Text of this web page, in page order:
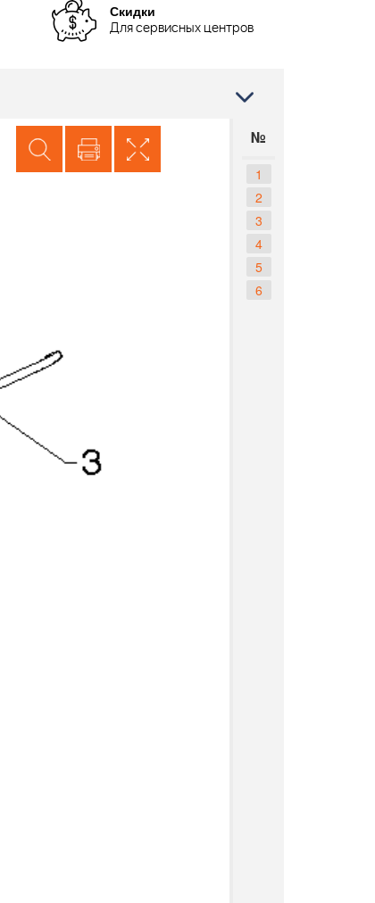
Скидки
Для сервисных центров
№
1
2
3
4
5
6